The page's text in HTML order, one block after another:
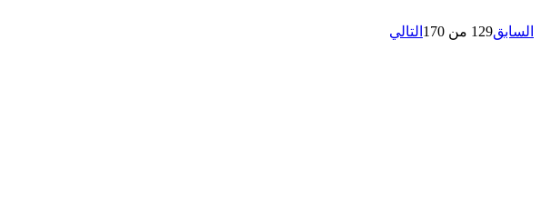
السابق129 من 170 التالي